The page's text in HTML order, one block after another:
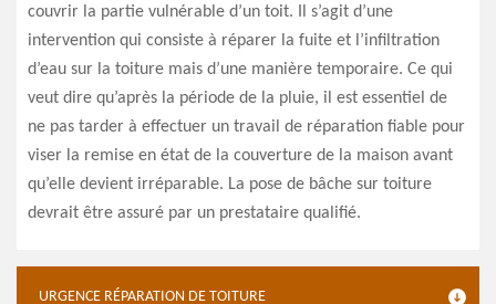
couvrir la partie vulnérable d’un toit. Il s’agit d’une
intervention qui consiste à réparer la fuite et l’infiltration
d’eau sur la toiture mais d’une manière temporaire. Ce qui
veut dire qu’après la période de la pluie, il est essentiel de
ne pas tarder à effectuer un travail de réparation fiable pour
viser la remise en état de la couverture de la maison avant
qu’elle devient irréparable. La pose de bâche sur toiture
devrait être assuré par un prestataire qualifié.
URGENCE RÉPARATION DE TOITURE